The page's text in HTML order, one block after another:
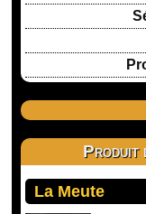
Produit
La Meute